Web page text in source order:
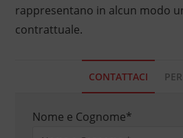
rappresentano in alcun modo
contrattuale.
CONTATTACI
Nome e Cognome*